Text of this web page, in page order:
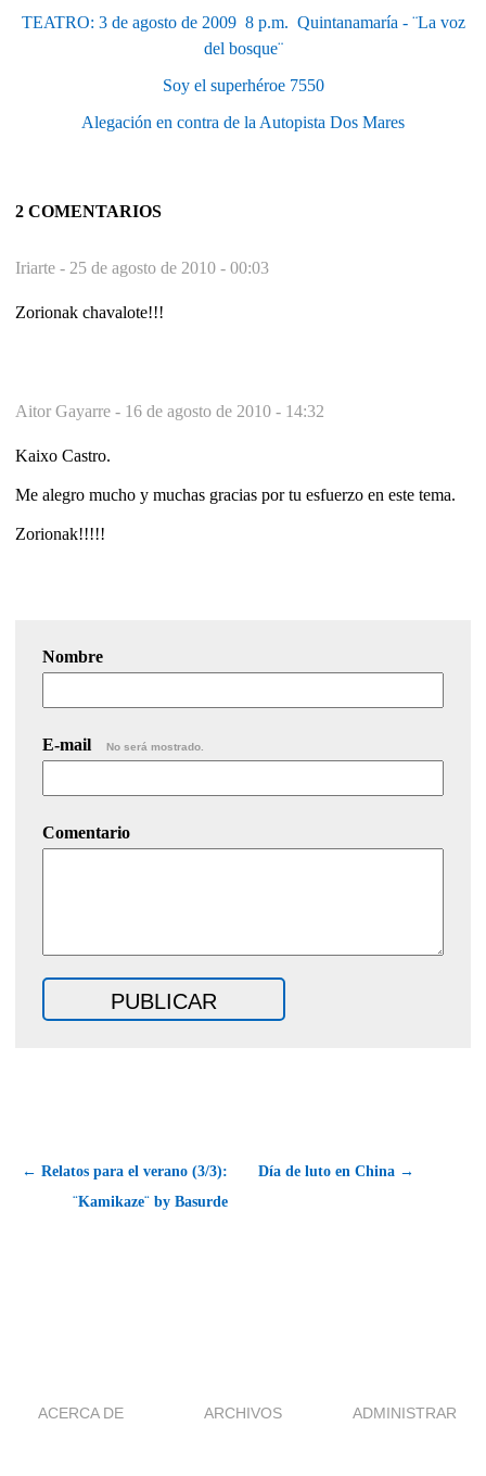
TEATRO: 3 de agosto de 2009  8 p.m.  Quintanamaría - ¨La voz
del bosque¨
Soy el superhéroe 7550
Alegación en contra de la Autopista Dos Mares
2 COMENTARIOS
Iriarte - 25 de agosto de 2010 - 00:03
Zorionak chavalote!!!
Aitor Gayarre - 16 de agosto de 2010 - 14:32
Kaixo Castro.
Me alegro mucho y muchas gracias por tu esfuerzo en este tema.
Zorionak!!!!!
Nombre
E-mail No será mostrado.
Comentario
← Relatos para el verano (3/3):
¨Kamikaze¨ by Basurde
Día de luto en China →
ACERCA DE ARCHIVOS ADMINISTRAR